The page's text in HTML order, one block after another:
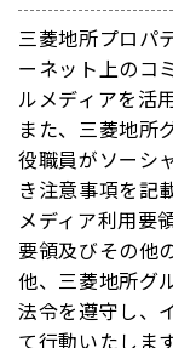
三菱地所プロパ
ーネット上のコ
ルメディアを活
また、三菱地所
役職員がソーシ
き注意事項を記
メディア利用要
要領及びその他
他、三菱地所グ
法令を遵守し、
て行動いたします